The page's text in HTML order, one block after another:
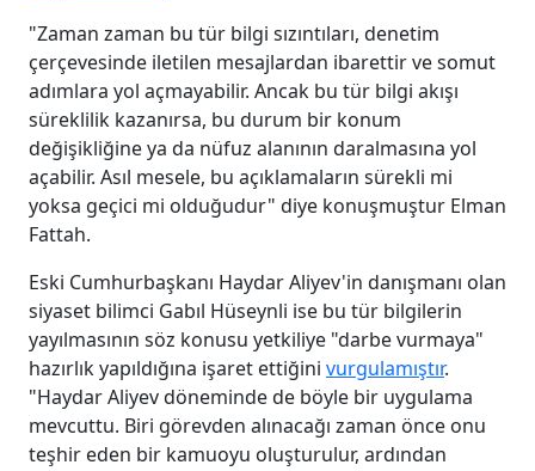
"Zaman zaman bu tür bilgi sızıntıları, denetim
çerçevesinde iletilen mesajlardan ibarettir ve somut
adımlara yol açmayabilir. Ancak bu tür bilgi akışı
süreklilik kazanırsa, bu durum bir konum
değişikliğine ya da nüfuz alanının daralmasına yol
açabilir. Asıl mesele, bu açıklamaların sürekli mi
yoksa geçici mi olduğudur" diye konuşmuştur Elman
Fattah.
Eski Cumhurbaşkanı Haydar Aliyev'in danışmanı olan
siyaset bilimci Gabıl Hüseynli ise bu tür bilgilerin
yayılmasının söz konusu yetkiliye "darbe vurmaya"
hazırlık yapıldığına işaret ettiğini vurgulamıştır.
"Haydar Aliyev döneminde de böyle bir uygulama
mevcuttu. Biri görevden alınacağı zaman önce onu
teşhir eden bir kamuoyu oluşturulur, ardından